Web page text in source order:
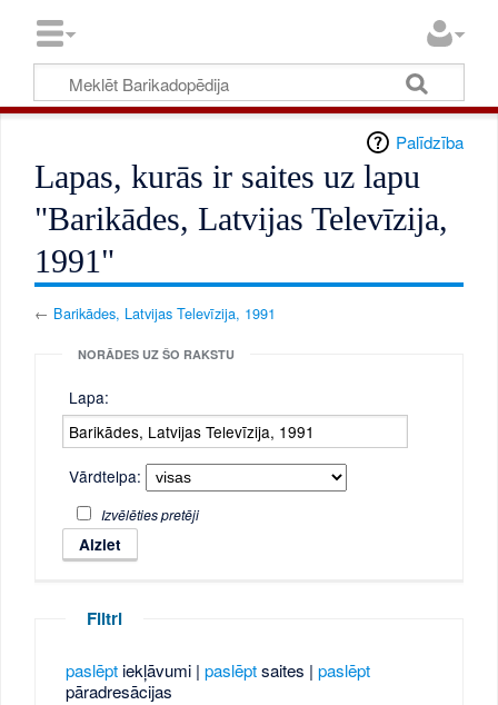
Palīdzība
Lapas, kurās ir saites uz lapu
"Barikādes, Latvijas Televīzija,
1991"
← Barikādes, Latvijas Televīzija, 1991
NORĀDES UZ ŠO RAKSTU
Lapa:
Vārdtelpa:
Izvēlēties pretēji
Filtri
paslēptiekļāvumi | paslēptsaites | paslēpt
pāradresācijas